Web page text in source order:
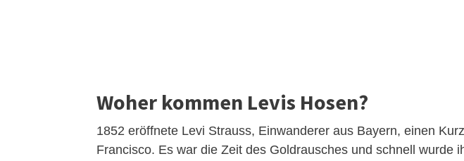
Woher kommen Levis Hosen?
1852 eröffnete Levi Strauss, Einwanderer aus Bayern, einen
Francisco. Es war die Zeit des Goldrausches und schnell wurde